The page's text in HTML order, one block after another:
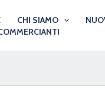
CHI SIAMO